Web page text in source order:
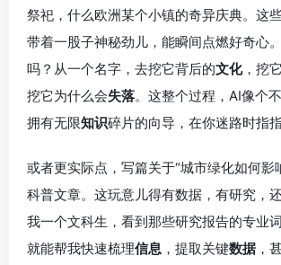
祭祀，什么欧洲某个小镇的奇异庆典。这
带着一股子神秘劲儿，能瞬间点燃好奇心
吗？从一个名字，去挖它背后的文化，挖
挖它为什么会失落。这整个过程，AI像个
拥有无限知识碎片的向导，在你迷路时指指
或者更实际点，写篇关于“城市绿化如何影
科普文章。这玩意儿得有数据，有研究，还
我一个文科生，看到那些研究报告的专业
就能帮我快速梳理信息 ，提取关键数据 ，